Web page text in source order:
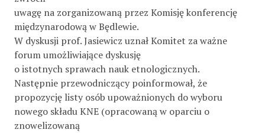
uwagę na zorganizowaną przez Komisję konferencję
międzynarodową w Będlewie.
W dyskusji prof. Jasiewicz uznał Komitet za ważne
forum umożliwiające dyskusję
o istotnych sprawach nauk etnologicznych.
Następnie przewodniczący poinformował, że
propozycję listy osób upoważnionych do wyboru
nowego składu KNE (opracowaną w oparciu o
znowelizowaną